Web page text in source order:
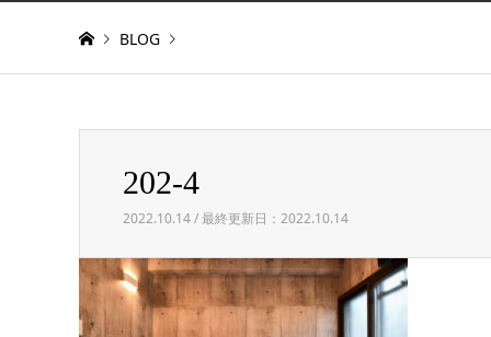
BLOG
202-4
2022.10.14 / 最終更新日：2022.10.14